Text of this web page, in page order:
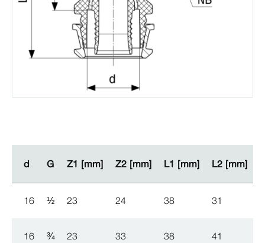
d G Z1 [mm] Z2 [mm] L1 [mm] L2 [mm]
d G Z1 [mm] Z2 [mm] L1 [mm] L2 [mm]
16 ½ 23 24 38 31
16 ¾ 23 33 38 41